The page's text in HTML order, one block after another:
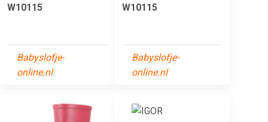
W10115
Babyslofje-
online.nl
W10115
Babyslofje-
online.nl